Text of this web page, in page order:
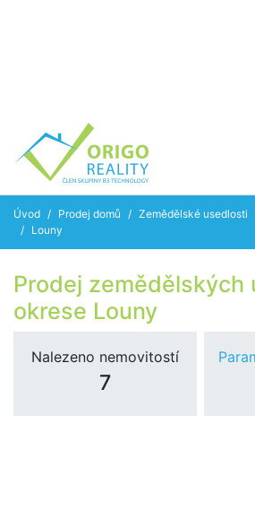
Úvod Prodej domů Zemědělské usedlosti
Louny
Prodej zemědělských
okrese Louny
Nalezeno nemovitostí
7